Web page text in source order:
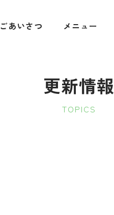
ごあいさつ メニュー
更新情報
TOPICS